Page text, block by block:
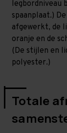
legbordniveau
spaanplaat.)
afgewerkt, de
oranje en de
(De stijlen en
polyester.)
Totale